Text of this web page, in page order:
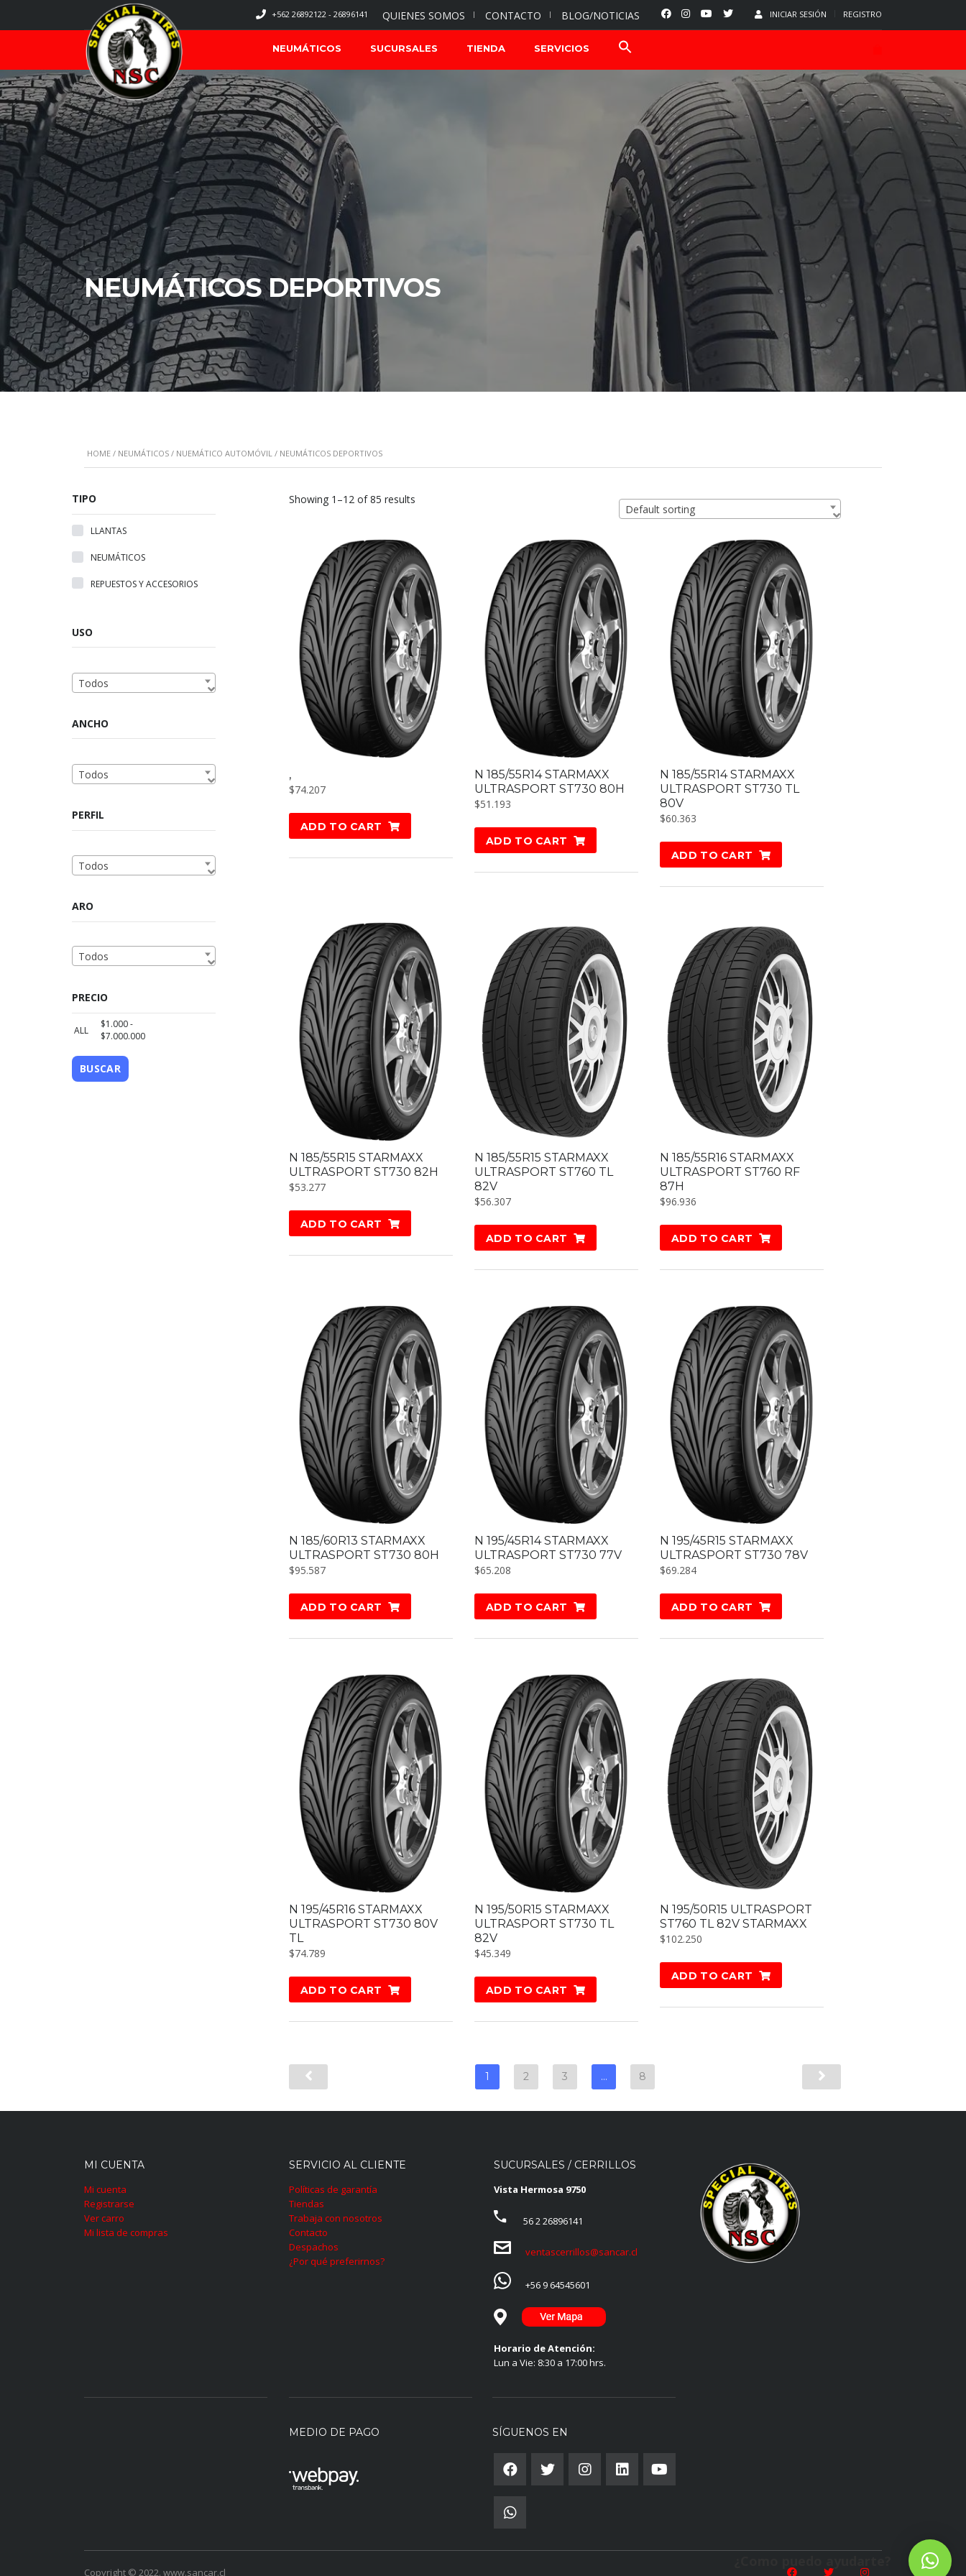
INICIAR SESIÓN REGISTRO
QUIENES SOMOS CONTACTO BLOG/NOTICIAS
+562 26892122 - 26896141
NEUMÁTICOS SUCURSALES TIENDA SERVICIOS
NEUMÁTICOS DEPORTIVOS
HOME / NEUMÁTICOS / NUEMÁTICO AUTOMÓVIL / NEUMÁTICOS DEPORTIVOS
Showing 1–12 of 85 results
Default sorting
,
$74.207
ADD TO CART
N 185/55R14 STARMAXX
ULTRASPORT ST730 80H
$51.193
ADD TO CART
N 185/55R14 STARMAXX
ULTRASPORT ST730 TL
80V
$60.363
ADD TO CART
N 185/55R15 STARMAXX
ULTRASPORT ST730 82H
$53.277
ADD TO CART
N 185/55R15 STARMAXX
ULTRASPORT ST760 TL
82V
$56.307
ADD TO CART
N 185/55R16 STARMAXX
ULTRASPORT ST760 RF
87H
$96.936
ADD TO CART
N 185/60R13 STARMAXX
ULTRASPORT ST730 80H
$95.587
ADD TO CART
N 195/45R14 STARMAXX
ULTRASPORT ST730 77V
$65.208
ADD TO CART
N 195/45R15 STARMAXX
ULTRASPORT ST730 78V
$69.284
ADD TO CART
N 195/45R16 STARMAXX
ULTRASPORT ST730 80V
TL
$74.789
ADD TO CART
N 195/50R15 STARMAXX
ULTRASPORT ST730 TL
82V
$45.349
ADD TO CART
N 195/50R15 ULTRASPORT
ST760 TL 82V STARMAXX
$102.250
ADD TO CART
1 2 3 … 8
TIPO
LLANTAS
NEUMÁTICOS
REPUESTOS Y ACCESORIOS
USO
Todos
ANCHO
Todos
PERFIL
Todos
ARO
Todos
PRECIO
ALL $1.000-
$7.000.000
BUSCAR
MI CUENTA
Mi cuenta
Registrarse
Ver carro
Mi lista de compras
SERVICIO AL CLIENTE
Políticas de garantía
Tiendas
Trabaja con nosotros
Contacto
Despachos
¿Por qué preferirnos?
SUCURSALES / CERRILLOS
Vista Hermosa 9750
56 2 26896141
ventascerrillos@sancar.cl
+56 9 64545601
Horario de Atención:
Lun a Vie: 8:30 a 17:00 hrs.
MEDIO DE PAGO SÍGUENOS EN
Copyright © 2022. www.sancar.cl